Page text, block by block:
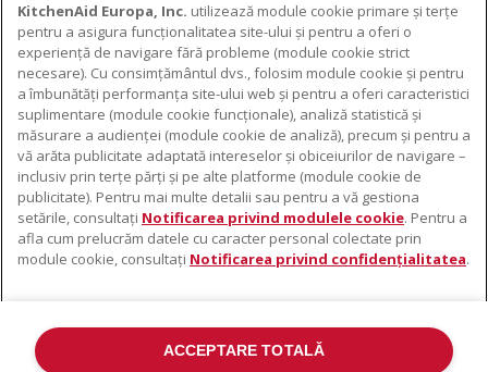
DESPRE KITCHENAID
Despre KitchenAid
Istoria mărcii
ODR
PRODUSELE NOASTRE
Electrocasnice mici
Accesorii pentru produse
SUPORT
De unde cumpărați
Localizator centre de service
Contacte
KitchenAid Europa, Inc. utilizează module cookie primare și terțe
pentru a asigura funcționalitatea site-ului și pentru a oferi o
experiență de navigare fără probleme (module cookie strict
necesare). Cu consimțământul dvs., folosim module cookie și pentru
a îmbunătăți performanța site-ului web și pentru a oferi caracteristici
suplimentare (module cookie funcționale), analiză statistică și
măsurare a audienței (module cookie de analiză), precum și pentru a
vă arăta publicitate adaptată intereselor și obiceiurilor de navigare –
inclusiv prin terțe părți și pe alte platforme (module cookie de
publicitate). Pentru mai multe detalii sau pentru a vă gestiona
setările, consultați Notificarea privind modulele cookie. Pentru a
afla cum prelucrăm datele cu caracter personal colectate prin
module cookie, consultați Notificarea privind confidențialitatea.
ACCEPTARE TOTALĂ